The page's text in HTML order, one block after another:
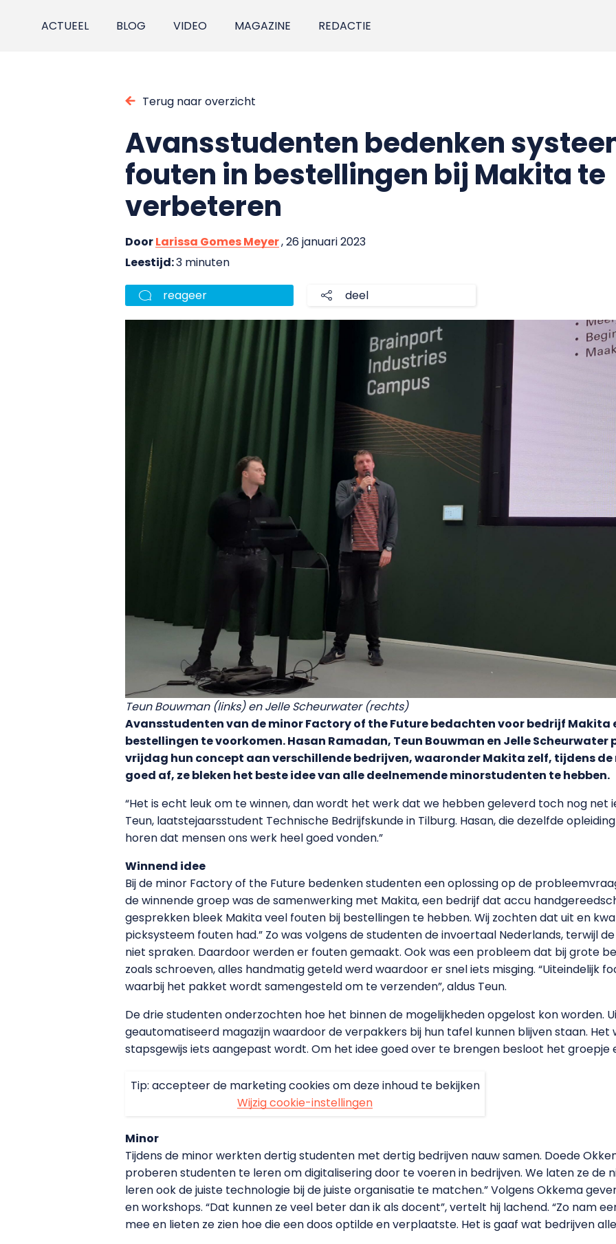
ACTUEEL BLOG VIDEO MAGAZINE REDACTIE
Terug naar overzicht
Avansstudenten bedenken
fouten in bestellingen bij Makita te
verbeteren
DoorLarissa Gomes Meyer, 26 januari 2023
Leestijd:3 minuten
reageer deel
Teun Bouwman (links) en Jelle Scheurwater (rechts)
Avansstudenten van de minor Factory of the Future bedachten voor bedrijf Makita
bestellingen te voorkomen. Hasan Ramadan, Teun Bouwman en Jelle
vrijdag hun concept aan verschillende bedrijven, waaronder Makita zelf, tijdens
goed af, ze bleken het beste idee van alle deelnemende minorstudenten te hebben.
“Het is echt leuk om te winnen, dan wordt het werk dat we hebben geleverd toch nog net
Teun, laatstejaarsstudent Technische Bedrijfskunde in Tilburg. Hasan, die dezelfde
horen dat mensen ons werk heel goed vonden.”
Winnend idee
Bij de minor Factory of the Future bedenken studenten een oplossing op de
de winnende groep was de samenwerking met Makita, een bedrijf dat accu
gesprekken bleek Makita veel fouten bij bestellingen te hebben. Wij zochten dat uit en
picksysteem fouten had.” Zo was volgens de studenten de invoertaal Nederlands, terwijl
niet spraken. Daardoor werden er fouten gemaakt. Ook was een probleem dat bij grote
zoals schroeven, alles handmatig geteld werd waardoor er snel iets misging. “Uiteindelijk
waarbij het pakket wordt samengesteld om te verzenden”, aldus Teun.
De drie studenten onderzochten hoe het binnen de mogelijkheden opgelost kon worden.
geautomatiseerd magazijn waardoor de verpakkers bij hun tafel kunnen blijven staan. Het
stapsgewijs iets aangepast wordt. Om het idee goed over te brengen besloot het groepje
Tip: accepteer de marketing cookies om deze inhoud te bekijken
Wijzig cookie-instellingen
Minor
Tijdens de minor werkten dertig studenten met dertig bedrijven nauw samen. Doede
proberen studenten te leren om digitalisering door te voeren in bedrijven. We laten ze de
leren ook de juiste technologie bij de juiste organisatie te matchen.” Volgens Okkema
en workshops. “Dat kunnen ze veel beter dan ik als docent”, vertelt hij lachend. “Zo nam
mee en lieten ze zien hoe die een doos optilde en verplaatste. Het is gaaf wat bedrijven